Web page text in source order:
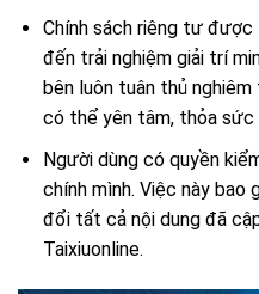
Chính sách riêng tư
đến trải nghiệm giải trí
bên luôn tuân thủ
có thể yên tâm, thỏa sức
Người dùng có quyền
chính mình. Việc này bao
đổi tất cả nội dung đã
Taixiuonline.